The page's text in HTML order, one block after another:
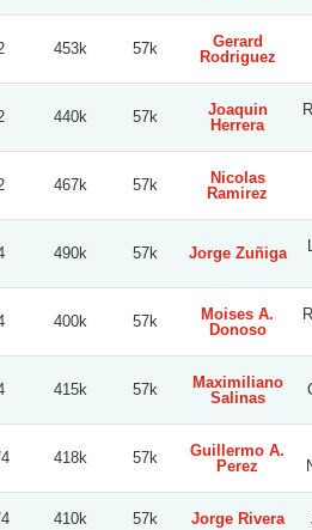
453k 57k
Gerard
Rodriguez
440k 57k
Joaquin
Herrera
467k 57k
Nicolas
Ramirez
490k 57k Jorge Zuñiga
400k 57k
Moises A.
Donoso
415k 57k
Maximiliano
Salinas
418k 57k
Guillermo A.
Perez
410k 57k Jorge Rivera